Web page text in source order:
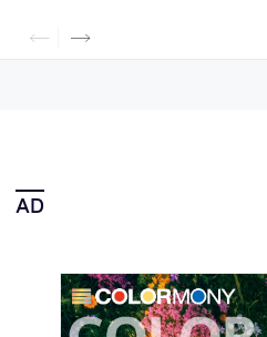
年8月に公開されたもの